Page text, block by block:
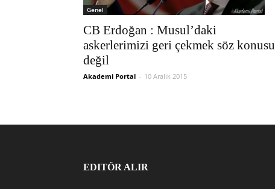
Genel
CB Erdoğan : Musul’daki
askerlerimizi geri çekmek söz konusu
değil
Akademi Portal - 10 Aralık 2015
EDITÖR ALIR